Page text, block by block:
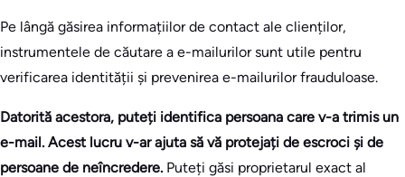
Pe lângă găsirea informațiilor de contact ale clienților,
instrumentele de căutare a e-mailurilor sunt utile pentru
verificarea identității și prevenirea e-mailurilor frauduloase.
Datorită acestora, puteți identifica persoana care v-a trimis un
e-mail. Acest lucru v-ar ajuta să vă protejați de escroci și de
persoane de neîncredere. Puteți găsi proprietarul exact al